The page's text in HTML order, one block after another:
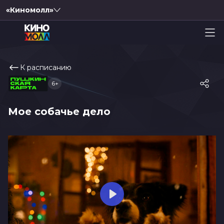
«Киномолл»
К расписанию
Мое собачье дело
6+
Play